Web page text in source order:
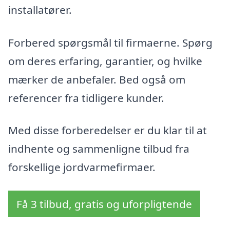
installatører.
Forbered spørgsmål til firmaerne. Spørg
om deres erfaring, garantier, og hvilke
mærker de anbefaler. Bed også om
referencer fra tidligere kunder.
Med disse forberedelser er du klar til at
indhente og sammenligne tilbud fra
forskellige jordvarmefirmaer.
Få 3 tilbud, gratis og uforpligtende